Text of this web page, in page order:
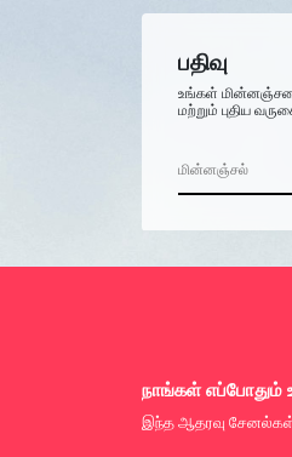
பதிவு
உங்கள்
மற்றும் புதிய
நாங்கள் எப்போதும்
இந்த ஆதரவு